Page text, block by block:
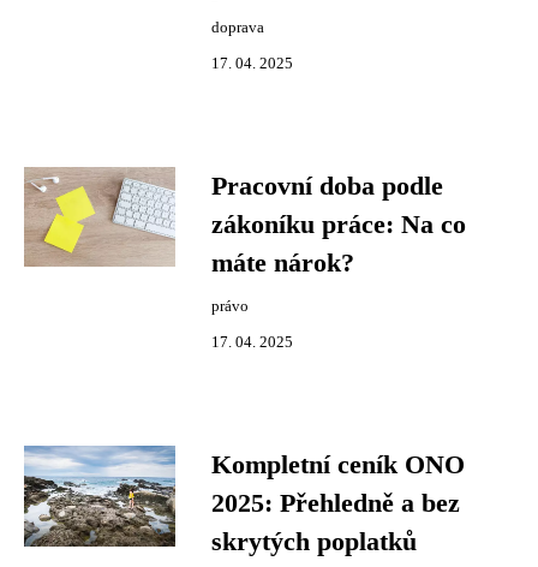
doprava
17. 04. 2025
Pracovní doba podle
zákoníku práce: Na co
máte nárok?
právo
17. 04. 2025
Kompletní ceník ONO
2025: Přehledně a bez
skrytých poplatků